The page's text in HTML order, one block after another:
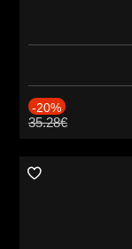
-20%
35.28€